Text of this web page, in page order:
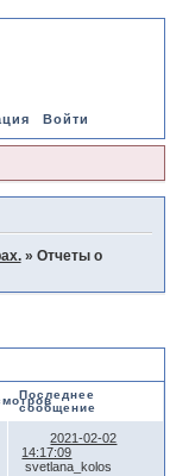
Войти
» Отчеты о
Последнее
сообщение
2021-02-02
14:17:09
svetlana_kolos